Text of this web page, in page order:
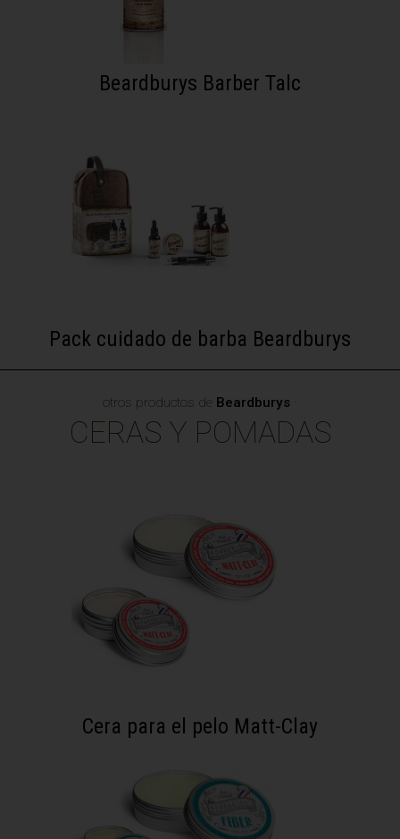
Beardburys Barber Talc
Pack cuidado de barba Beardburys
otros productos de Beardburys
CERAS Y POMADAS
Cera para el pelo Matt-Clay